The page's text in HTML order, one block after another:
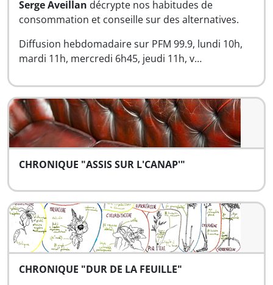
Serge Aveillan décrypte nos habitudes de
consommation et conseille sur des alternatives.
Diffusion hebdomadaire sur PFM 99.9, lundi 10h,
mardi 11h, mercredi 6h45, jeudi 11h, v…
CHRONIQUE "ASSIS SUR L'CANAP'"
CHRONIQUE "DUR DE LA FEUILLE"